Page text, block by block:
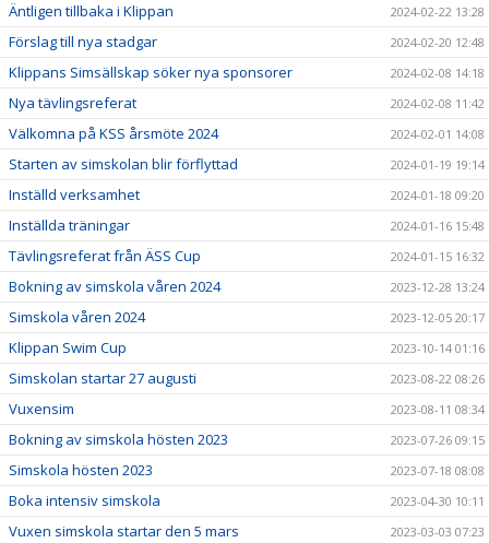
Äntligen tillbaka i Klippan 2024-02-22 13:28
Förslag till nya stadgar 2024-02-20 12:48
Klippans Simsällskap söker nya sponsorer 2024-02-08 14:18
Nya tävlingsreferat 2024-02-08 11:42
Välkomna på KSS årsmöte 2024 2024-02-01 14:08
Starten av simskolan blir förflyttad 2024-01-19 19:14
Inställd verksamhet 2024-01-18 09:20
Inställda träningar 2024-01-16 15:48
Tävlingsreferat från ÄSS Cup 2024-01-15 16:32
Bokning av simskola våren 2024 2023-12-28 13:24
Simskola våren 2024 2023-12-05 20:17
Klippan Swim Cup 2023-10-14 01:16
Simskolan startar 27 augusti 2023-08-22 08:26
Vuxensim 2023-08-11 08:34
Bokning av simskola hösten 2023 2023-07-26 09:15
Simskola hösten 2023 2023-07-18 08:08
Boka intensiv simskola 2023-04-30 10:11
Vuxen simskola startar den 5 mars 2023-03-03 07:23